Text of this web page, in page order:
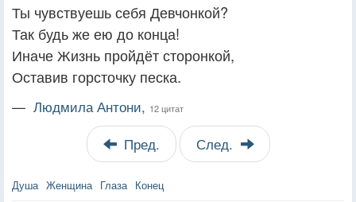
Ты чувствуешь себя Девчонкой?
Так будь же ею до конца!
Иначе Жизнь пройдёт сторонкой,
Оставив горсточку песка.
— Людмила Антони, 12 цитат
Пред. След.
Душа Женщина Глаза Конец